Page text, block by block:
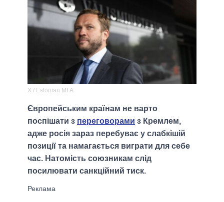
X / Estonian MFA
Європейським країнам не варто
поспішати з переговорами з Кремлем,
адже росія зараз перебуває у слабкішій
позиції та намагається виграти для себе
час. Натомість союзникам слід
посилювати санкційний тиск.